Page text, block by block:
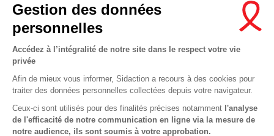
Gestion des données
personnelles
Accédez à l’intégralité de notre site dans le respect votre vie
privée
Afin de mieux vous informer, Sidaction a recours à des cookies pour
traiter des données personnelles collectées depuis votre navigateur.
Ceux-ci sont utilisés pour des finalités précises notamment l'analyse
de l'efficacité de notre communication en ligne via la mesure de
notre audience, ils sont soumis à votre approbation.
Newsletter
Nous suivre sur les réseaux :
MENTIONS LÉGALES
CONDITIONS D’UTILISATION ET PROTECTION DES DONNÉES